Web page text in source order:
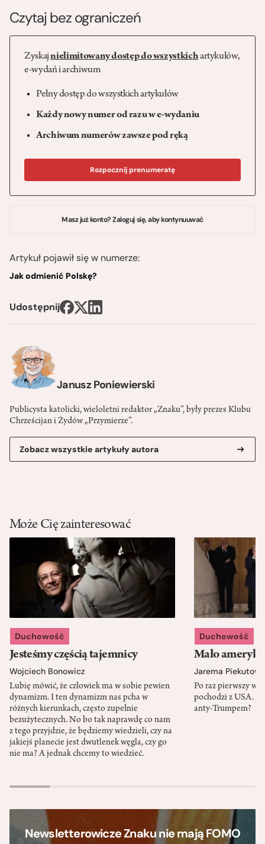
Janusz Poniewierski
Publicysta katolicki, wieloletni redaktor „Znaku”, były prezes Klubu
Chrześcijan i Żydów „Przymierze”.
Zobacz wszystkie artykuły autora
Czytaj bez ograniczeń
Zyskajnielimitowany dostęp do wszystkichartykułów,
e-wydań i archiwum
Pełny dostęp do wszystkich artykułów
Każdy nowy numer od razu w e-wydaniu
Archiwum numerów zawsze pod ręką
Rozpocznij prenumeratę
Masz już konto? Zaloguj się, aby kontynuuwać
Artykuł pojawił się w numerze:
Jak odmienić Polskę?
Udostępnij
Może Cię zainteresować
Duchowość
Jesteśmy częścią tajemnicy
Wojciech Bonowicz
Lubię mówić, że człowiek ma w sobie pewien
dynamizm. I ten dynamizm nas pcha w
różnych kierunkach, często zupełnie
bezużytecznych. No bo tak naprawdę co nam
z tego przyjdzie, że będziemy wiedzieli, czy na
jakiejś planecie jest dwutlenek węgla, czy go
nie ma? A jednak chcemy to wiedzieć.
Duchowość
Mało
Jarema
Po raz pierwszy w
pochodzi z USA.
anty-Trumpem?
Newsletterowicze Znaku nie mają FOMO